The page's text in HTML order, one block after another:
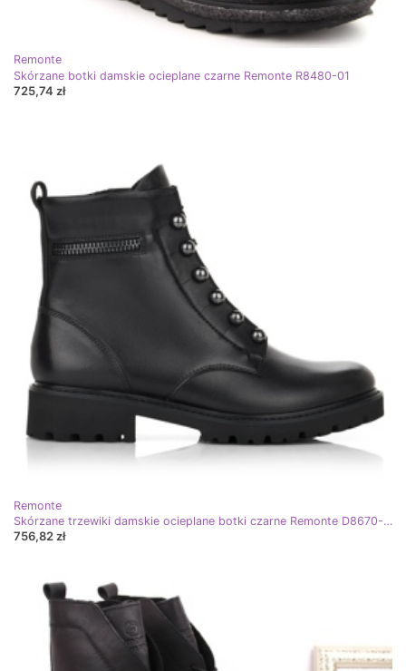
Remonte
Skórzane botki damskie ocieplane czarne Remonte R8480-01
725,74 zł
Remonte
Skórzane trzewiki damskie ocieplane botki czarne Remonte D8670-01
756,82 zł